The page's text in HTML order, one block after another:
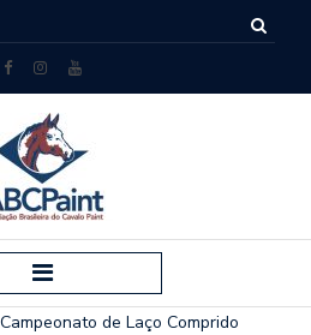
de Laço Comprido